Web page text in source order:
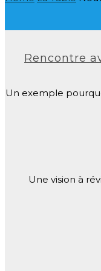
Rencontre
Un exemple
Une vision à